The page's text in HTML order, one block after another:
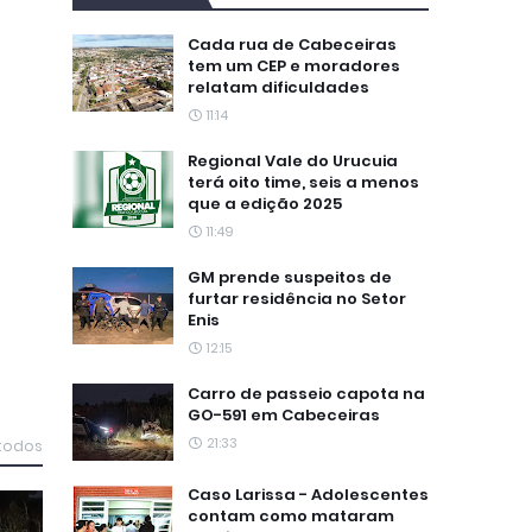
Cada rua de Cabeceiras
tem um CEP e moradores
relatam dificuldades
11:14
Regional Vale do Urucuia
terá oito time, seis a menos
que a edição 2025
11:49
GM prende suspeitos de
furtar residência no Setor
Enis
12:15
Carro de passeio capota na
GO-591 em Cabeceiras
21:33
Caso Larissa - Adolescentes
contam como mataram